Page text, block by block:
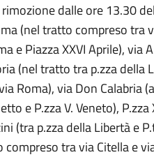
dalle ore 13.30
(nel tratto compreso tra
e Piazza XXVI Aprile), via
(nel tratto tra p.zza della
Roma), via Don Calabria
e P.zza V. Veneto), P.zza
(tra p.zza della Libertà e
tra via Citella e